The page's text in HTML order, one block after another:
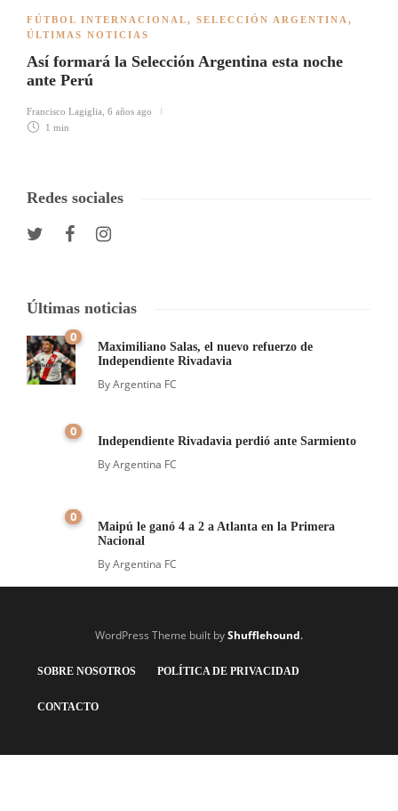
FÚTBOL INTERNACIONAL, SELECCIÓN ARGENTINA ,
ÚLTIMAS NOTICIAS
Así formará la Selección Argentina esta noche
ante Perú
Francisco Lagiglia 6 años ago
1 min
Redes sociales
Últimas noticias
0
Maximiliano Salas, el nuevo refuerzo de
Independiente Rivadavia
ByArgentina FC
0
Independiente Rivadavia perdió ante Sarmiento
ByArgentina FC
0
Maipú le ganó 4 a 2 a Atlanta en la Primera
Nacional
ByArgentina FC
WordPress Theme built byShufflehound.
SOBRE NOSOTROS POLÍTICA DE PRIVACIDAD
CONTACTO